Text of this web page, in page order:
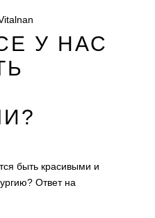
У НАС
быть красивыми и
Ответ на